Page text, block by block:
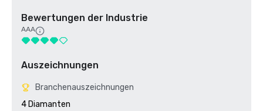
Bewertungen der Industrie
AAA
Auszeichnungen
Branchenauszeichnungen
4 Diamanten